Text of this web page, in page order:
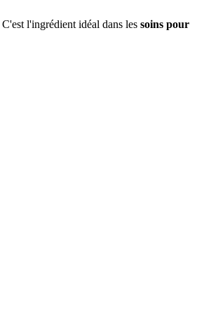
C'est l'ingrédient idéal dans les soins pour